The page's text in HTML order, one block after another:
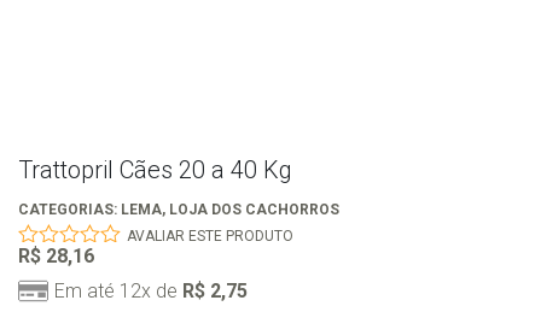
Trattopril Cães 20 a 40 Kg
CATEGORIAS: LEMA, LOJA DOS CACHORROS
0
out
of
AVALIAR ESTE PRODUTO
R$ 28,16
Em até 12x de R$ 2,75